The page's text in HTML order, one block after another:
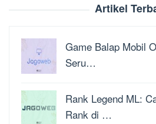
Artikel
Game Balap Mobil
Seru…
Rank Legend ML:
Rank di …